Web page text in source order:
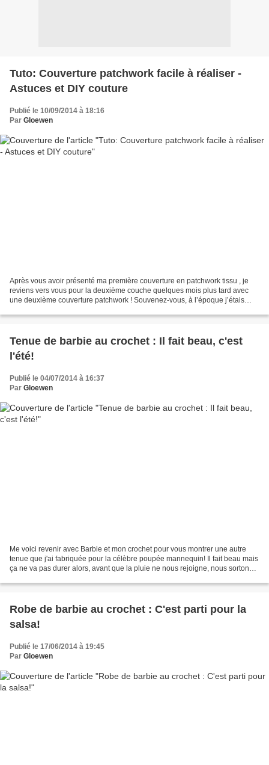
Tuto: Couverture patchwork facile à réaliser -
Astuces et DIY couture
Publié le 10/09/2014 à 18:16
Par Gloewen
Après vous avoir présenté ma première couverture en patchwork tissu , je
reviens vers vous pour la deuxième couche quelques mois plus tard avec
une deuxième couverture patchwork ! Souvenez-vous, à l’époque j’étais
Tenue de barbie au crochet : Il fait beau, c'est
l'été!
Publié le 04/07/2014 à 16:37
Par Gloewen
Me voici revenir avec Barbie et mon crochet pour vous montrer une autre
tenue que j'ai fabriquée pour la célèbre poupée mannequin! Il fait beau mais
ça ne va pas durer alors, avant que la pluie ne nous rejoigne, nous sortons
Robe de barbie au crochet : C'est parti pour la
salsa!
Publié le 17/06/2014 à 19:45
Par Gloewen